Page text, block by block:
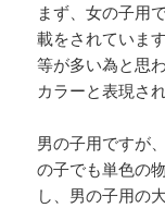
まず、女の子用
載をされていま
等が多い為と思
カラーと表現さ
男の子用ですが
の子でも単色の
し、男の子用の